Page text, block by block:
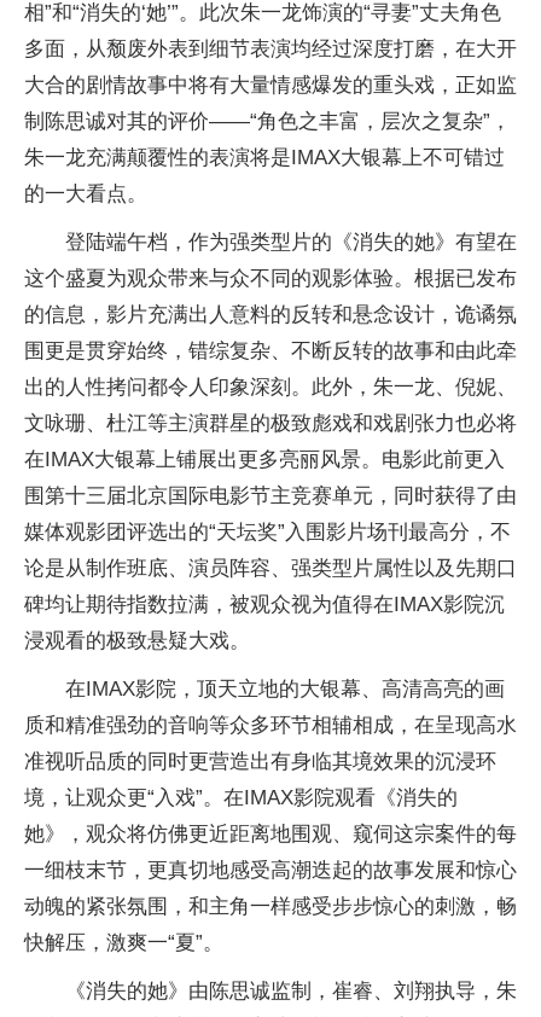
相”和“消失的‘她’”。此次朱一龙饰演的“寻妻”丈夫角色
多面，从颓废外表到细节表演均经过深度打磨，在大开
大合的剧情故事中将有大量情感爆发的重头戏，正如监
制陈思诚对其的评价——“角色之丰富，层次之复杂”，
朱一龙充满颠覆性的表演将是IMAX大银幕上不可错过
的一大看点。
登陆端午档，作为强类型片的《消失的她》有望在
这个盛夏为观众带来与众不同的观影体验。根据已发布
的信息，影片充满出人意料的反转和悬念设计，诡谲氛
围更是贯穿始终，错综复杂、不断反转的故事和由此牵
出的人性拷问都令人印象深刻。此外，朱一龙、倪妮、
文咏珊、杜江等主演群星的极致彪戏和戏剧张力也必将
在IMAX大银幕上铺展出更多亮丽风景。电影此前更入
围第十三届北京国际电影节主竞赛单元，同时获得了由
媒体观影团评选出的“天坛奖”入围影片场刊最高分，不
论是从制作班底、演员阵容、强类型片属性以及先期口
碑均让期待指数拉满，被观众视为值得在IMAX影院沉
浸观看的极致悬疑大戏。
在IMAX影院，顶天立地的大银幕、高清高亮的画
质和精准强劲的音响等众多环节相辅相成，在呈现高水
准视听品质的同时更营造出有身临其境效果的沉浸环
境，让观众更“入戏”。在IMAX影院观看《消失的
她》，观众将仿佛更近距离地围观、窥伺这宗案件的每
一细枝末节，更真切地感受高潮迭起的故事发展和惊心
动魄的紧张氛围，和主角一样感受步步惊心的刺激，畅
快解压，激爽一“夏”。
《消失的她》由陈思诚监制，崔睿、刘翔执导，朱